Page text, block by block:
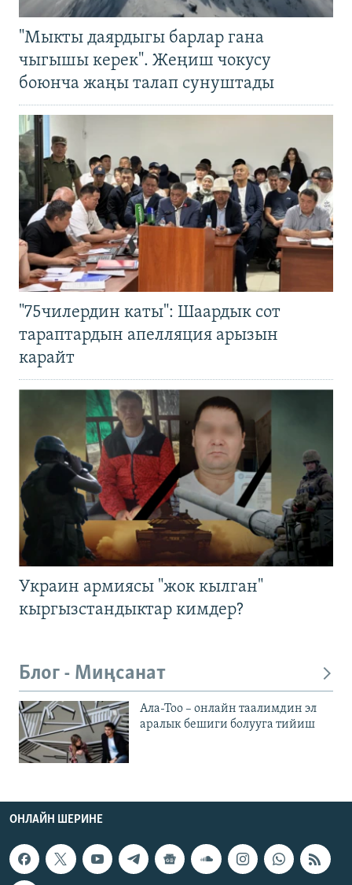
"Мыкты даярдыгы барлар гана
чыгышы керек". Жеңиш чокусу
боюнча жаңы талап сунуштады
"75чилердин каты": Шаардык сот
тараптардын апелляция арызын
карайт
Украин армиясы "жок кылган"
кыргызстандыктар кимдер?
Блог - Миңсанат
Ала-Тоо – онлайн таалимдин эл
аралык бешиги болууга тийиш
ОНЛАЙН ШЕРИНЕ